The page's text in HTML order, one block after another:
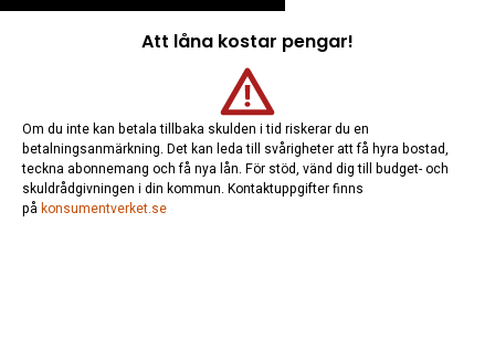
Att låna kostar pengar!
Om du inte kan betala tillbaka skulden i tid riskerar du en
betalningsanmärkning. Det kan leda till svårigheter att få hyra bostad,
teckna abonnemang och få nya lån. För stöd, vänd dig till budget- och
skuldrådgivningen i din kommun. Kontaktuppgifter finns
på konsumentverket.se